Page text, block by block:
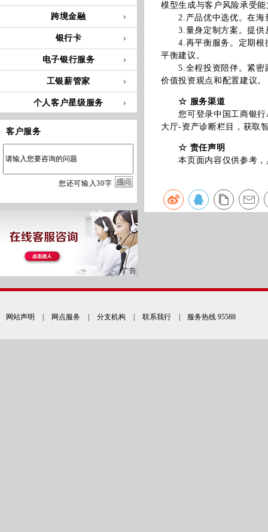
跨境金融
银行卡
电子银行服务
工银薪管家
个人客户星级服务
客户服务
您还可输入30字
模型生成与客户风险承受
2.产品优中选优。在海
3.量身定制方案。提供从
4.再平衡服务。定期根据
平衡建议。
5.全程投资陪伴。紧密跟
价值投资观点和配置建议。
☆ 服务渠道
您可登录中国工商银行
大厅-资产诊断栏目，获取
☆ 责任声明
本页面内容仅供参考，
网站声明 网点服务 分支机构 联系我行 | 服务热线 95588